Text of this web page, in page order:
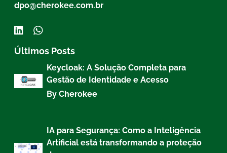
dpo@cherokee.com.br
Últimos Posts
Keycloak: A Solução Completa para
Gestão de Identidade e Acesso
By Cherokee
IA para Segurança: Como a Inteligência
Artificial está transformando a proteção